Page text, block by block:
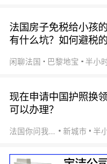
法国房子免税给小孩
有什么坑？如何避税的
闲聊法国 巴黎地宝 半小
现在申请中国护照换
可以办理？
法国你问我答 新城市 半